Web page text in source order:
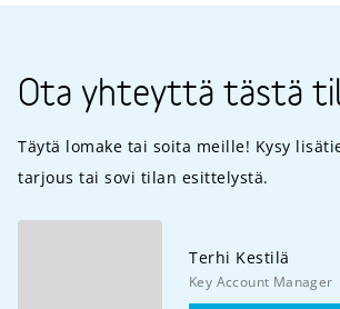
Ota yhteyttä tästä
Täytä lomake tai soita meille! Kysy
tarjous tai sovi tilan esittelystä.
Terhi Kestilä
Key Account Manager